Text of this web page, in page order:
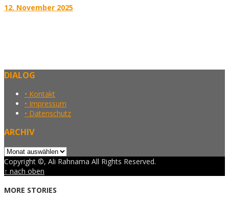
12. November 2025
DIALOG
• Kontakt
• Impressum
• Datenschutz
ARCHIV
Archiv
Copyright ©, Ali Rahnama All Rights Reserved.
↑ nach oben
MORE STORIES